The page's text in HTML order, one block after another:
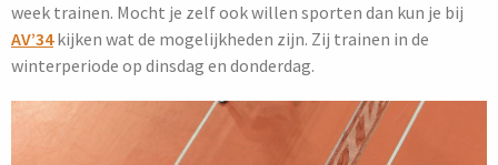
week trainen. Mocht je zelf ook willen sporten dan kun je bij
AV’34kijken wat de mogelijkheden zijn. Zij trainen in de
winterperiode op dinsdag en donderdag.